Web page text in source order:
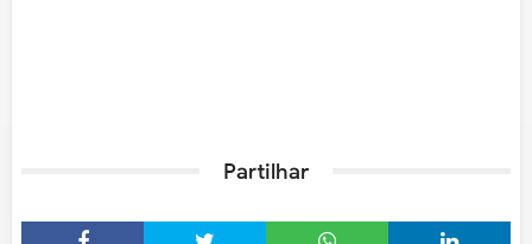
Partilhar